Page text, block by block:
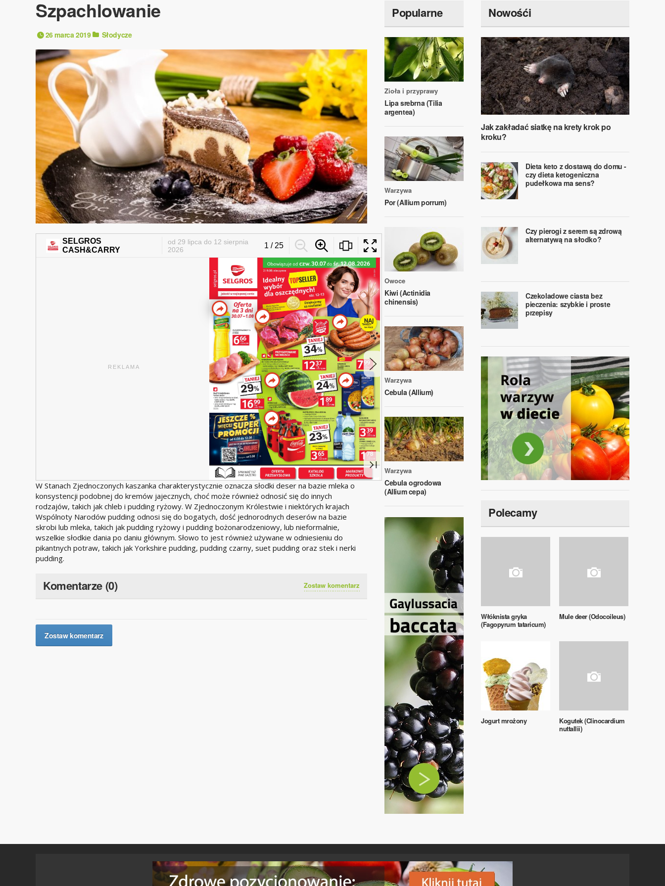
Szpachlowanie
26 marca 2019 Słodycze
W Stanach Zjednoczonych kaszanka charakterystycznie oznacza słodki deser na bazie mleka o
konsystencji podobnej do kremów jajecznych, choć może również odnosić się do innych
rodzajów, takich jak chleb i pudding ryżowy. W Zjednoczonym Królestwie i niektórych krajach
Wspólnoty Narodów pudding odnosi się do bogatych, dość jednorodnych deserów na bazie
skrobi lub mleka, takich jak pudding ryżowy i pudding bożonarodzeniowy, lub nieformalnie,
wszelkie słodkie dania po daniu głównym. Słowo to jest również używane w odniesieniu do
pikantnych potraw, takich jak Yorkshire pudding, pudding czarny, suet pudding oraz stek i nerki
pudding.
Komentarze (0) Zostaw komentarz
Zostaw komentarz
Popularne
Zioła i przyprawy
Lipa srebrna (Tilia
argentea)
Warzywa
Por (Allium porrum)
Owoce
Kiwi (Actinidia
chinensis)
Warzywa
Cebula (Allium)
Warzywa
Cebula ogrodowa
(Allium cepa)
Nowośći
Jak zakładać siatkę na krety krok po
kroku?
Dieta keto z dostawą do domu -
czy dieta ketogeniczna
pudełkowa ma sens?
Czy pierogi z serem są zdrową
alternatywą na słodko?
Czekoladowe ciasta bez
pieczenia: szybkie i proste
przepisy
Polecamy
Włóknista gryka
(Fagopyrum tataricum)
Mule deer (Odocoileus)
Jogurt mrożony
Kogutek (Clinocardium
nuttallii)